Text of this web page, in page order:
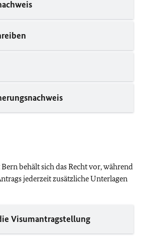
behält sich das Recht vor, während
jederzeit zusätzliche Unterlagen
Visumantragstellung